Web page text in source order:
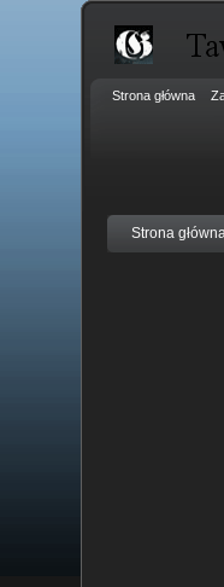
Strona główna
Strona